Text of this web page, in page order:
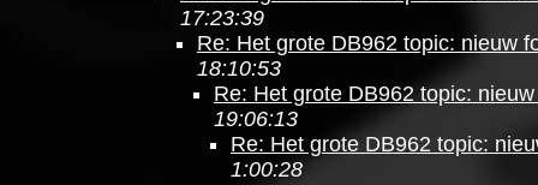
17:23:39
Re: Het grote DB962 topic: nieuw
18:10:53
Re: Het grote DB962 topic:
19:06:13
Re: Het grote DB962 topic:
1:00:28